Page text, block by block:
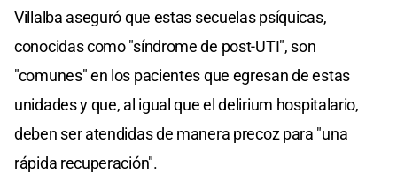
Villalba aseguró que estas secuelas psíquicas,
conocidas como "síndrome de post-UTI", son
"comunes" en los pacientes que egresan de estas
unidades y que, al igual que el delirium hospitalario,
deben ser atendidas de manera precoz para "una
rápida recuperación".